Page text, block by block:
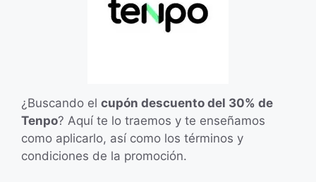
¿Buscando el cupón descuento del 30% de
Tenpo? Aquí te lo traemos y te enseñamos
como aplicarlo, así como los términos y
condiciones de la promoción.